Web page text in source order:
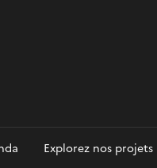
Explorez nos projets